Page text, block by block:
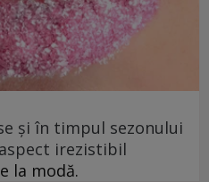
şi în timpul sezonului
irezistibil
la modă.